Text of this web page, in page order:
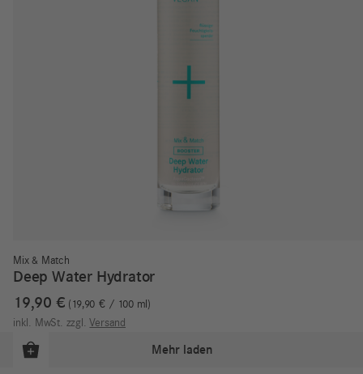
Mix & Match
Deep Water Hydrator
19,90 € 19,90€/ 100 ml
inkl. MwSt. zzgl. Versand
Mehr laden